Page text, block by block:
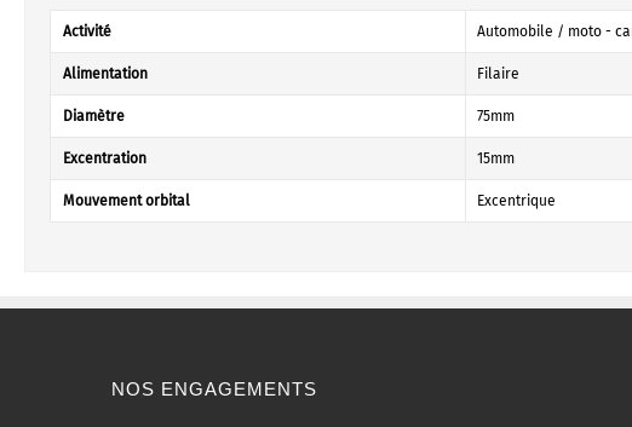
Activité Automobile / moto -
Alimentation Filaire
Diamètre 75mm
Excentration 15mm
Mouvement orbital Excentrique
NOS ENGAGEMENTS